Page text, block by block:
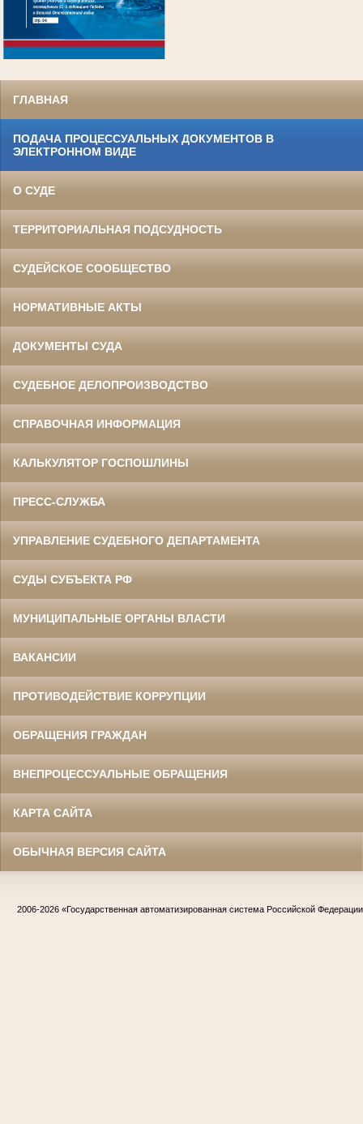
ГЛАВНАЯ
ПОДАЧА ПРОЦЕССУАЛЬНЫХ ДОКУМЕНТОВ В
ЭЛЕКТРОННОМ ВИДЕ
О СУДЕ
ТЕРРИТОРИАЛЬНАЯ ПОДСУДНОСТЬ
СУДЕЙСКОЕ СООБЩЕСТВО
НОРМАТИВНЫЕ АКТЫ
ДОКУМЕНТЫ СУДА
СУДЕБНОЕ ДЕЛОПРОИЗВОДСТВО
СПРАВОЧНАЯ ИНФОРМАЦИЯ
КАЛЬКУЛЯТОР ГОСПОШЛИНЫ
ПРЕСС-СЛУЖБА
УПРАВЛЕНИЕ СУДЕБНОГО ДЕПАРТАМЕНТА
СУДЫ СУБЪЕКТА РФ
МУНИЦИПАЛЬНЫЕ ОРГАНЫ ВЛАСТИ
ВАКАНСИИ
ПРОТИВОДЕЙСТВИЕ КОРРУПЦИИ
ОБРАЩЕНИЯ ГРАЖДАН
ВНЕПРОЦЕССУАЛЬНЫЕ ОБРАЩЕНИЯ
КАРТА САЙТА
ОБЫЧНАЯ ВЕРСИЯ САЙТА
2006-2026 «Государственная автоматизированная система Российской